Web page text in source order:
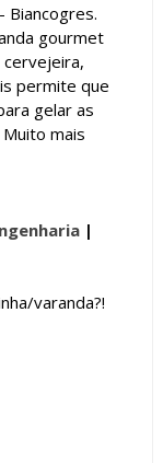
Biancogres.
gourmet
permite que
gelar as
mais
|
varanda?!